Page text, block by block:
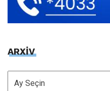
ARXİV
ARXİV